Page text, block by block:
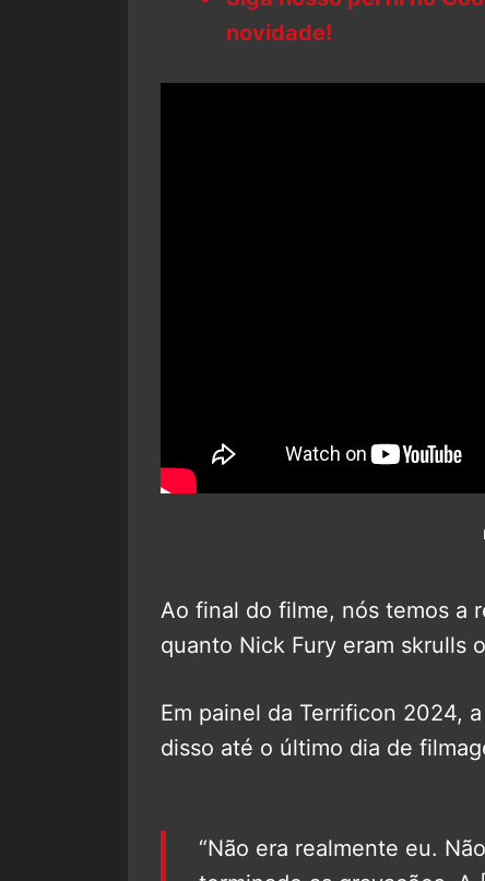
novidade!
Ao final do filme, nós temos a
quanto Nick Fury eram skrulls
Em painel da Terrificon 2024,
disso até o último dia de
“Não era realmente eu.